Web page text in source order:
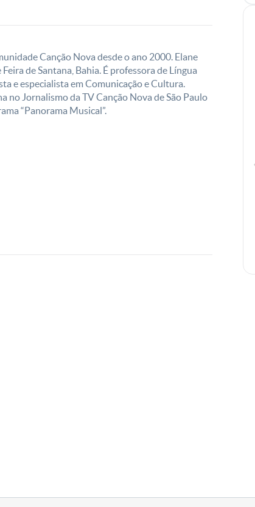
Canção Nova desde o ano 2000. Elane
de Santana, Bahia. É professora de Língua
e especialista em Comunicação e Cultura.
no Jornalismo da TV Canção Nova de São Paulo
“Panorama Musical”.